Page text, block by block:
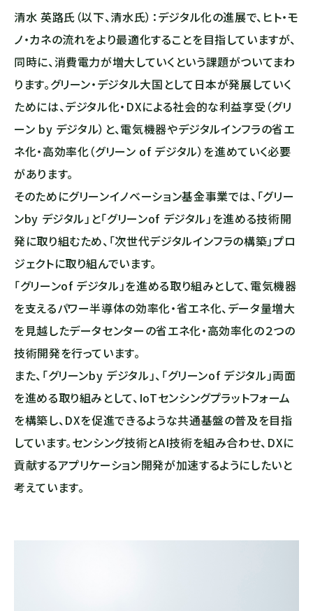
清水 英路氏（以下、清水氏）：デジタル化の進展で、ヒト・モ
ノ・カネの流れをより最適化することを目指していますが、
同時に、消費電力が増大していくという課題がついてまわ
ります。グリーン・デジタル大国として日本が発展していく
ためには、デジタル化・DXによる社会的な利益享受（グリ
ーン by デジタル）と、電気機器やデジタルインフラの省エ
ネ化・高効率化（グリーン of デジタル）を進めていく必要
があります。
そのためにグリーンイノベーション基金事業では、「グリー
ンby デジタル」と「グリーンof デジタル」を進める技術開
発に取り組むため、「次世代デジタルインフラの構築」プロ
ジェクトに取り組んでいます。
「グリーンof デジタル」を進める取り組みとして、電気機器
を支えるパワー半導体の効率化・省エネ化、データ量増大
を見越したデータセンターの省エネ化・高効率化の２つの
技術開発を行っています。
また、「グリーンby デジタル」、「グリーンof デジタル」両面
を進める取り組みとして、IoTセンシングプラットフォーム
を構築し、DXを促進できるような共通基盤の普及を目指
しています。センシング技術とAI技術を組み合わせ、DXに
貢献するアプリケーション開発が加速するようにしたいと
考えています。